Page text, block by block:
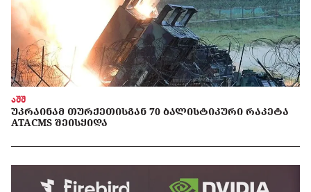
აშშ
ᲣᲙᲠᲐᲘᲜᲐᲛ ᲗᲣᲠᲥᲔᲗᲘᲡᲒᲐᲜ 70 ᲑᲐᲚᲘᲡᲢᲘᲙᲣᲠᲘ ᲠᲐᲙᲔᲢᲐ
ATACMS ᲨᲔᲘᲡᲧᲘᲓᲐ